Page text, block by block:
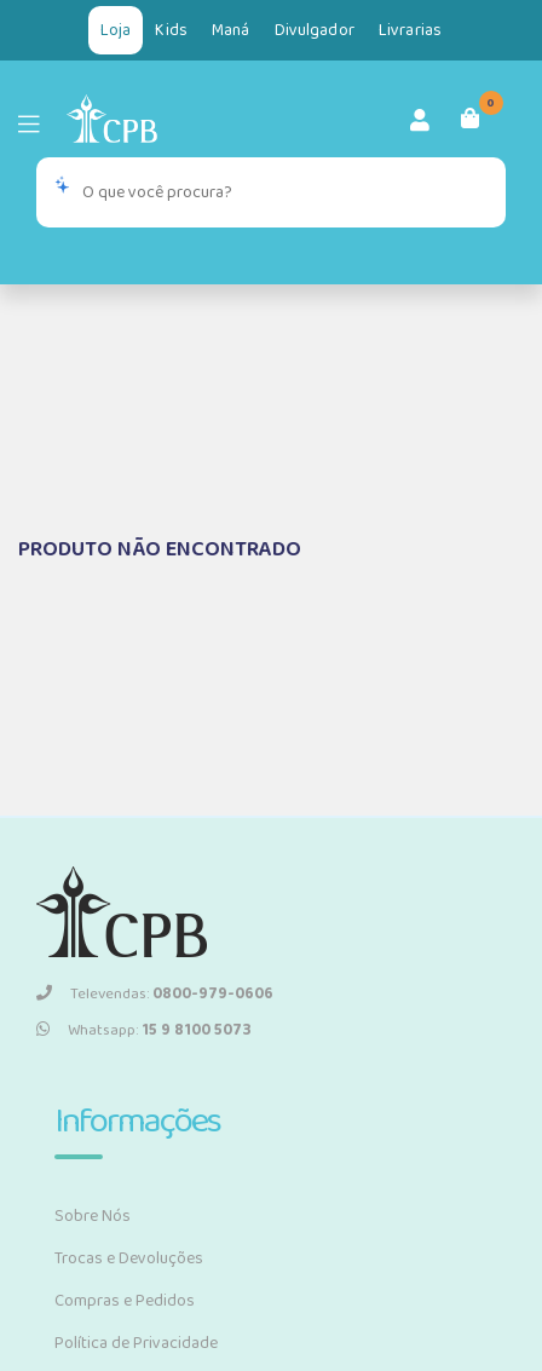
Loja Kids Maná Divulgador Livrarias
0
PRODUTO NÃO ENCONTRADO
Televendas:0800-979-0606
Whatsapp:15 9 8100 5073
Informações
Sobre Nós
Trocas e Devoluções
Compras e Pedidos
Política de Privacidade